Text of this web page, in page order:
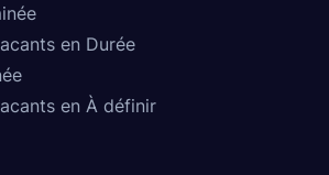
en Durée
en À définir